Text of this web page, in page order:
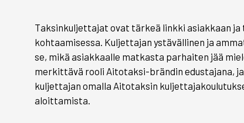
Taksinkuljettajat ovat tärkeä linkki asiakkaan ja
kohtaamisessa. Kuljettajan ystävällinen ja
se, mikä asiakkaalle matkasta parhaiten jää
merkittävä rooli Aitotaksi-brändin edustajana,
kuljettajan omalla Aitotaksin
aloittamista.